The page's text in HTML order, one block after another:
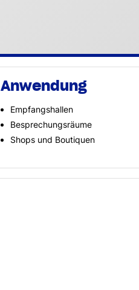
Anwendung
Empfangshallen
Besprechungsräume
Shops und Boutiquen